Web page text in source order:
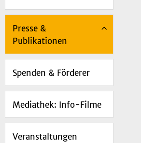
Presse &
Publikationen
Spenden & Förderer
Mediathek: Info-Filme
Veranstaltungen